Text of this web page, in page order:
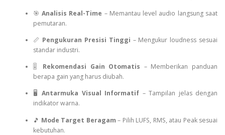
🎯Analisis Real-Time – Memantau level audio langsung saat
pemutaran.
📏 Pengukuran Presisi Tinggi – Mengukur loudness sesuai
standar industri.
🎚 Rekomendasi Gain Otomatis – Memberikan panduan
berapa gain yang harus diubah.
🖥Antarmuka Visual Informatif – Tampilan jelas dengan
indikator warna.
🎵 Mode Target Beragam – Pilih LUFS, RMS, atau Peak sesuai
kebutuhan.